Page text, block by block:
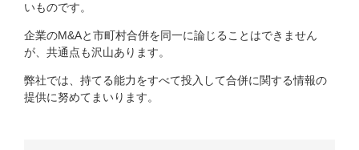
いものです。
企業のM&Aと市町村合併を同一に論じることはできません
が、共通点も沢山あります。
弊社では、持てる能力をすべて投入して合併に関する情報の
提供に努めてまいります。